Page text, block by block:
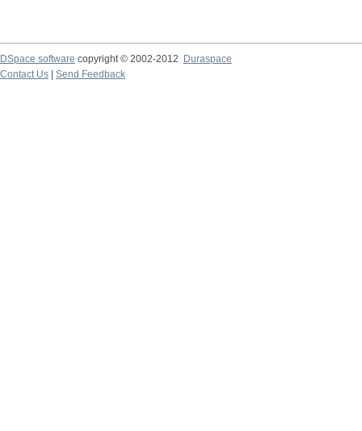
DSpace software copyright © 2002-2012
Duraspace
Contact Us
Send Feedback